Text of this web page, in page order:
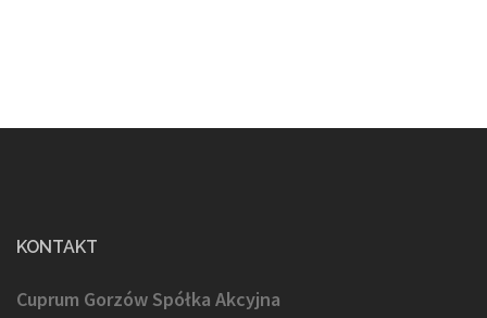
KONTAKT
Cuprum Gorzów Spółka Akcyjna